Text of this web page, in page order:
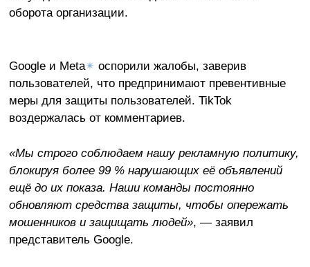
оборота организации.
Google и Meta✴ оспорили жалобы, заверив
пользователей, что предпринимают превентивные
меры для защиты пользователей. TikTok
воздержалась от комментариев.
«Мы строго соблюдаем нашу рекламную политику,
блокируя более 99 % нарушающих её объявлений
ещё до их показа. Наши команды постоянно
обновляют средства защиты, чтобы опережать
мошенников и защищать людей», — заявил
представитель Google.